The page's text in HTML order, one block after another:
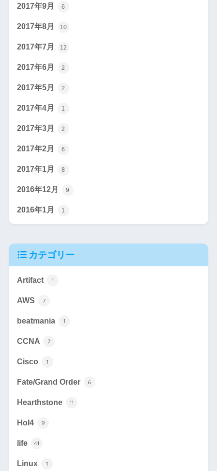
2017年9月 6
2017年8月 10
2017年7月 12
2017年6月 2
2017年5月 2
2017年4月 1
2017年3月 2
2017年2月 6
2017年1月 8
2016年12月 9
2016年1月 1
カテゴリー
Artifact 1
AWS 7
beatmania 1
CCNA 7
Cisco 1
Fate/Grand Order 6
Hearthstone 11
HoI4 9
life 41
Linux 1